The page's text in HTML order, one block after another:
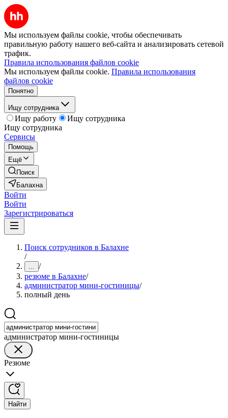
Мы используем файлы cookie, чтобы обеспечивать
правильную работу нашего веб-сайта и анализировать сетевой
трафик.
Правила использования файлов cookie
Мы используем файлы cookie. Правила использования
файлов cookie
Понятно
Ищу сотрудника
Ищу работу
Ищу сотрудника
Ищу сотрудника
Сервисы
Помощь
Ещё
Поиск
Балахна
Войти
Войти
Зарегистрироваться
Поиск сотрудников в Балахне
/
... /
резюме в Балахне/
администратор мини-гостиницы/
полный день
администратор мини-гостиницы
Резюме
Найти